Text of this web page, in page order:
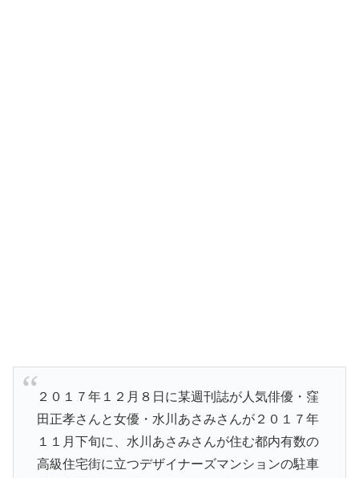
２０１７年１２月８日に某週刊誌が人気俳優・窪
田正孝さんと女優・水川あさみさんが２０１７年
１１月下旬に、水川あさみさんが住む都内有数の
高級住宅街に立つデザイナーズマンションの駐車